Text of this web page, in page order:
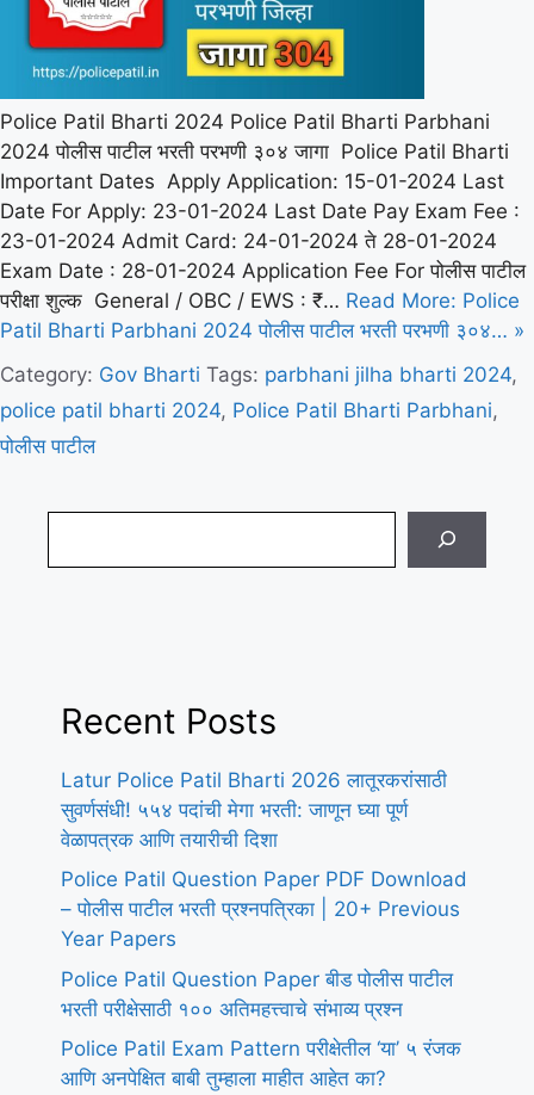
Police Patil Bharti 2024 Police Patil Bharti Parbhani
2024 पोलीस पाटील भरती परभणी ३०४ जागा Police Patil Bharti
Important Dates Apply Application: 15-01-2024 Last
Date For Apply: 23-01-2024 Last Date Pay Exam Fee :
23-01-2024 Admit Card: 24-01-2024 ते 28-01-2024
Exam Date : 28-01-2024 Application Fee For पोलीस पाटील
परीक्षा शुल्क General / OBC / EWS : ₹… Read More: Police
Patil Bharti Parbhani 2024 पोलीस पाटील भरती परभणी ३०४… »
Category: Gov Bharti Tags: parbhani jilha bharti 2024,
police patil bharti 2024, Police Patil Bharti Parbhani,
पोलीस पाटील
Recent Posts
Latur Police Patil Bharti 2026 लातूरकरांसाठी
सुवर्णसंधी! ५५४ पदांची मेगा भरती: जाणून घ्या पूर्ण
वेळापत्रक आणि तयारीची दिशा
Police Patil Question Paper PDF Download
– पोलीस पाटील भरती प्रश्नपत्रिका | 20+ Previous
Year Papers
Police Patil Question Paper बीड पोलीस पाटील
भरती परीक्षेसाठी १०० अतिमहत्त्वाचे संभाव्य प्रश्न
Police Patil Exam Pattern परीक्षेतील ‘या’ ५ रंजक
आणि अनपेक्षित बाबी तुम्हाला माहीत आहेत का?